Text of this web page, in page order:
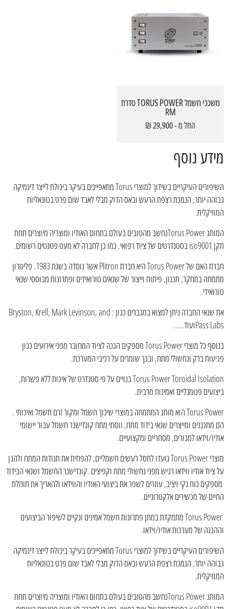
משככי חשמל TORUS POWER סדרת
RM
החל מ - 29,900 ₪
מידע נוסף
השיפורים העיקריים בשידוך למוצרי Torus מתאפיינים בעיקר ביכולת לייצר דינמיקה
גבוהה יותר, הנמכת רצפת הרעש ובאס הדוק מבלי לאבד שום פרט בטונאליות
המוזיקלית.
המותג Torus Powerנחשב מהטובים בעולם בתחום האודיו ומוצריה מיוצרים תחת
תקן iso9001 בסטנדרטים של ציוד רפואי. כמו כן לחברה לא מעט פטנטים רשומים.
חברת האם של Torus Power היא חברת Plitron אשר נוסדה בשנת 1983. פליטרון
מתמחה במחקר, תכנון, פיתוח וייצור של שנאים טורואידים ופתרונות מבוססי שנאי
טורואידי.
את שנאי החברה ניתן למצוא במגברים כגון : Bryston, Krell, Mark Levinson, and
Pass Labsועוד.....
בנוסף כל מוצרי Torus Power מספקים הגנה לציוד המחובר מפני אירועים כגון
פגיעות ברק ונחשולי מתח, ובכך שומרים על רכיבי המערכת.
Torus Power Toroidal Isolation בנויים על פי סטנדרט של איכות ללא פשרות,
ביצועים פנומנליים ואמינות מרבית.
Torus Power הוא מותג המתמחה במוצרי שיכוך חשמל ומקור זרם חשמל ואיכותי .
הם מתכננים ומייצרים שנאי בידוד מתח, ווסתי מתח קונדישנר חשמל עבור יישומי
אודיו/וידאו למגורים, מסחריים ומקצועיים.
מוצרי Torus Power נועדו לחסל רעשים חשמליים, להפחית את תנודות המתח ולהגן
על ציוד אודיו ווידאו רגיש מפני נחשולי מתח וקפיצים. קונדישנר החשמל ושנאי הבידוד
מספקים כוח נקי ויציב, עוזרים לשפר את ביצועי האודיו והווידאו ולהאריך את תוחלת
החיים של מכשירים אלקטרוניים.
Torus Power מתמקדת במתן פתרונות חשמל אמינים ונקיים לשיפור הביצועים
וההגנה של מערכות אודיו/וידאו.
השיפורים העיקריים בשידוך למוצרי Torus מתאפיינים בעיקר ביכולת לייצר דינמיקה
גבוהה יותר, הנמכת רצפת הרעש ובאס הדוק מבלי לאבד שום פרט בטונאליות
המוזיקלית.
המותג Torus Powerנחשב מהטובים בעולם בתחום האודיו ומוצריה מיוצרים תחת